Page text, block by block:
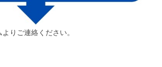
りご連絡ください。